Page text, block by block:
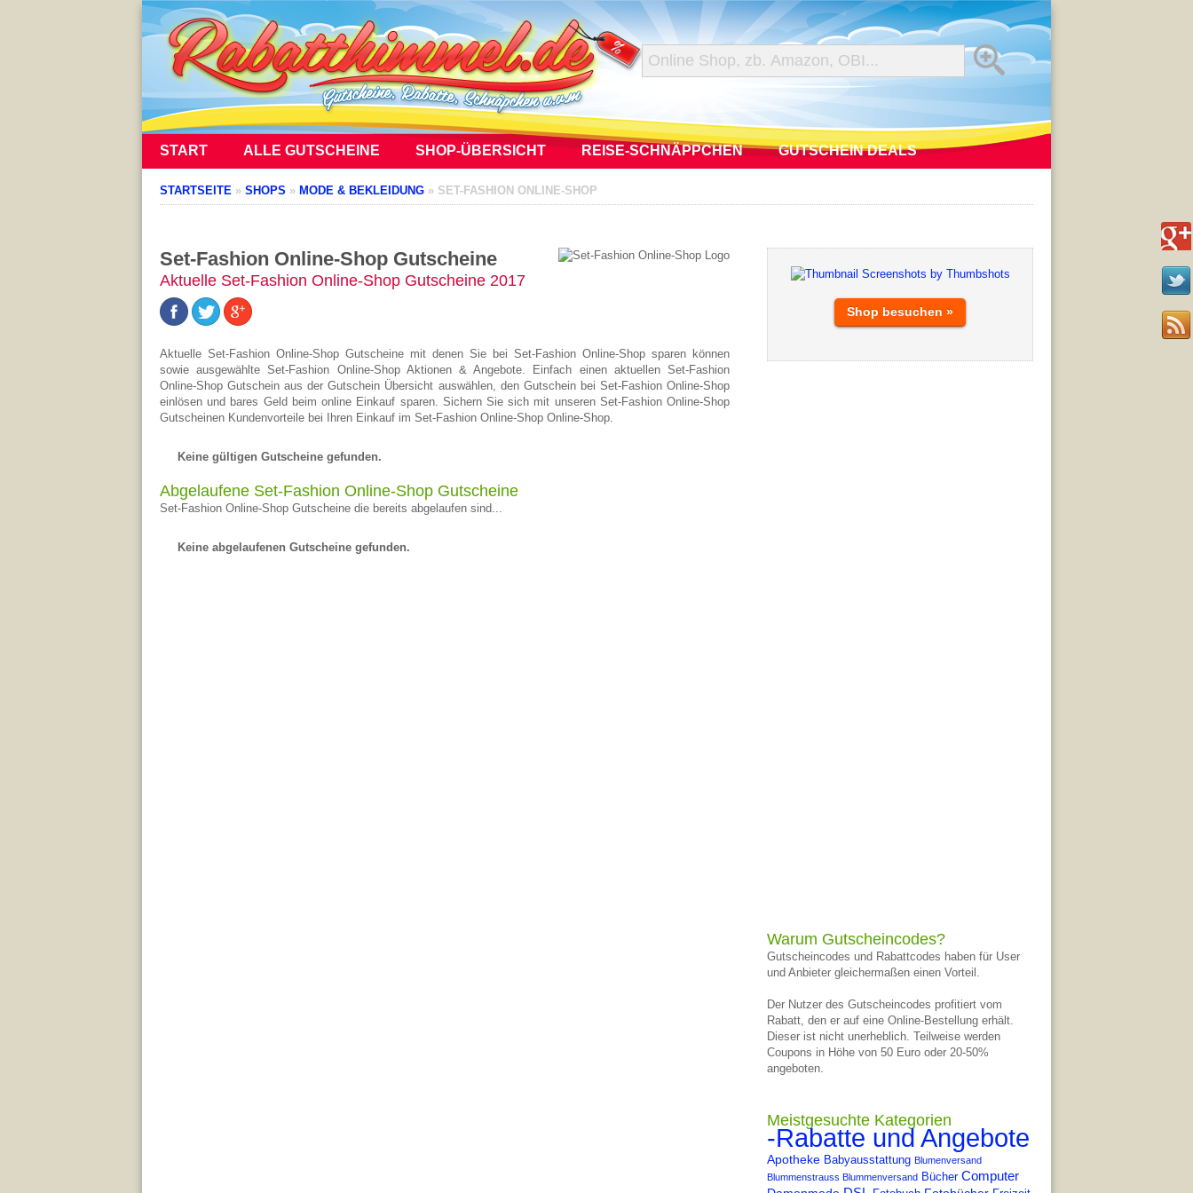
START ALLE GUTSCHEINE SHOP-ÜBERSICHT REISE-SCHNÄPPCHEN GUTSCHEIN DEALS
STARTSEITE » SHOPS » MODE & BEKLEIDUNG » SET-FASHION ONLINE-SHOP
Set-Fashion Online-Shop Gutscheine
Aktuelle Set-Fashion Online-Shop Gutscheine 2017
Aktuelle Set-Fashion Online-Shop Gutscheine mit denen Sie bei Set-Fashion Online-Shop sparen können
sowie ausgewählte Set-Fashion Online-Shop Aktionen & Angebote. Einfach einen aktuellen Set-Fashion
Online-Shop Gutschein aus der Gutschein Übersicht auswählen, den Gutschein bei Set-Fashion Online-Shop
einlösen und bares Geld beim online Einkauf sparen. Sichern Sie sich mit unseren Set-Fashion Online-Shop
Gutscheinen Kundenvorteile bei Ihren Einkauf im Set-Fashion Online-Shop Online-Shop.
Keine gültigen Gutscheine gefunden.
Abgelaufene Set-Fashion Online-Shop Gutscheine
Set-Fashion Online-Shop Gutscheine die bereits abgelaufen sind...
Keine abgelaufenen Gutscheine gefunden.
Shop besuchen »
Warum Gutscheincodes?
Gutscheincodes und Rabattcodes haben für User
und Anbieter gleichermaßen einen Vorteil.
Der Nutzer des Gutscheincodes profitiert vom
Rabatt, den er auf eine Online-Bestellung erhält.
Dieser ist nicht unerheblich. Teilweise werden
Coupons in Höhe von 50 Euro oder 20-50%
angeboten.
Meistgesuchte Kategorien
-Rabatte und Angebote
Apotheke Babyausstattung Blumenversand
Blummenstrauss Blummenversand Bücher Computer